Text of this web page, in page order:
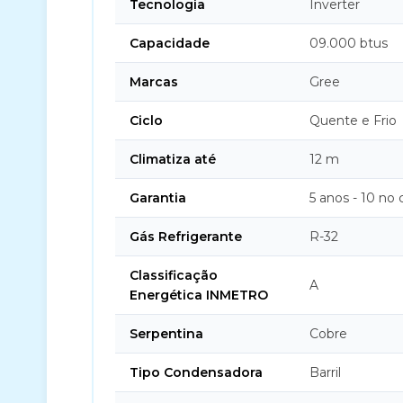
Tecnologia Inverter
Capacidade 09.000 btus
Marcas Gree
Ciclo Quente e Frio
Climatiza até 12 m
Garantia 5 anos - 10 no
Gás Refrigerante R-32
Classificação
Energética INMETRO
A
Serpentina Cobre
Tipo Condensadora Barril